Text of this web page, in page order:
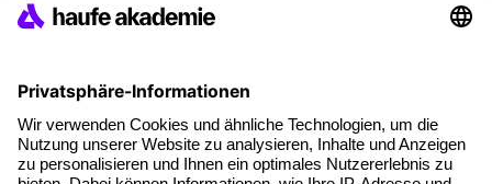
Führung im KI-Zeitalter: Wie Human-AI-Leadership Teams
stark macht
Operatives Personalmanagement: Aufgaben, Prozesse